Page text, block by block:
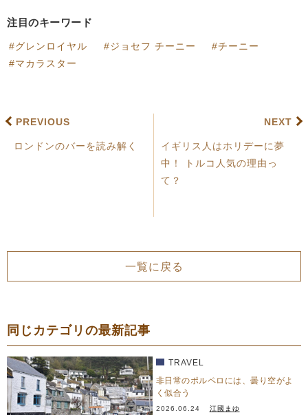
注目のキーワード
グレンロイヤル ジョセフ チーニー
チーニー
マカラスター
PREVIOUS
ロンドンのバーを読み解く
NEXT
イギリス人はホリデーに夢
中！ トルコ人気の理由っ
て？
一覧に戻る
同じカテゴリの最新記事
TRAVEL
非日常のポルペロには、曇り空がよ
く似合う
2026.06.24 江國まゆ